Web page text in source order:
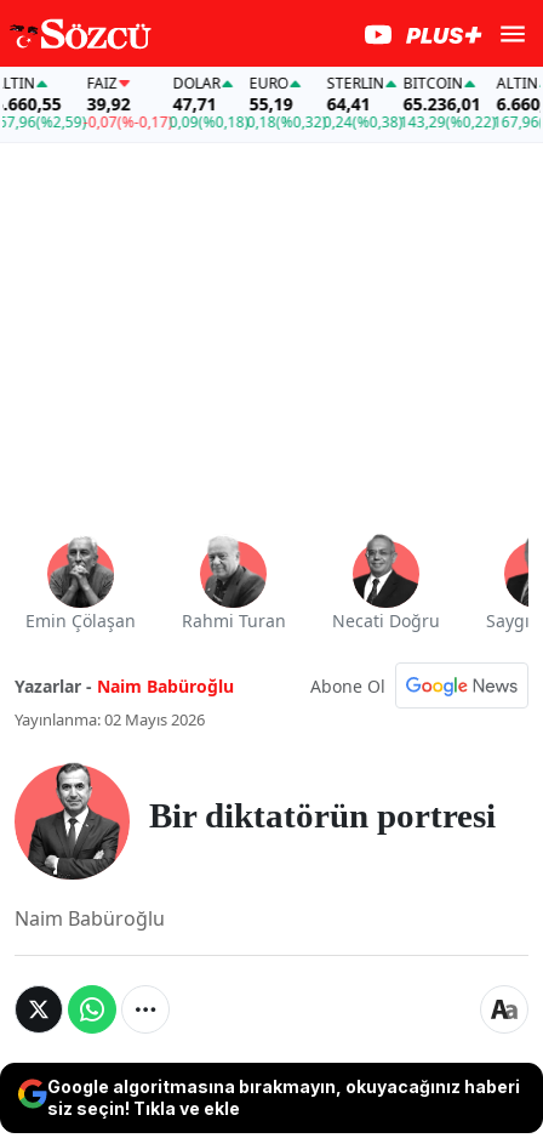
39,92
-0,07(%-0,17)
DOLAR
47,71
0,09(%0,18)
EURO
55,19
0,18(%0,32)
STERLIN
64,41
0,24(%0,38)
BITCOIN
65.236,01
143,29(%0,22)
ALTIN
6.660,55
167,96
Emin Çölaşan Rahmi Turan Necati Doğru Saygı
Yazarlar - Naim Babüroğlu Abone Ol
Yayınlanma: 02 Mayıs 2026
Bir diktatörün portresi
Naim Babüroğlu
Google algoritmasına bırakmayın, okuyacağınız haberi
siz seçin! Tıkla ve ekle